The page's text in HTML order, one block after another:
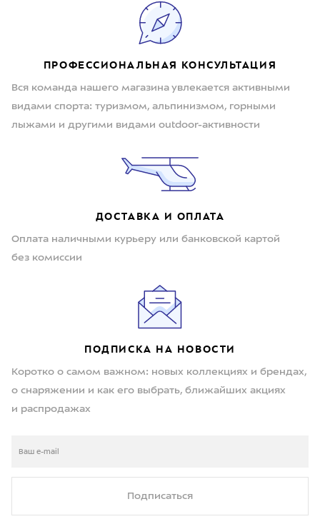
ПРОФЕССИОНАЛЬНАЯ КОНСУЛЬТАЦИЯ
Вся команда нашего магазина увлекается активными
видами спорта: туризмом, альпинизмом, горными
лыжами и другими видами outdoor-активности
ДОСТАВКА И ОПЛАТА
Оплата наличными курьеру или банковской картой
без комиссии
ПОДПИСКА НА НОВОСТИ
Коротко о самом важном: новых коллекциях и брендах,
о снаряжении и как его выбрать, ближайших акциях
и распродажах
Подписаться